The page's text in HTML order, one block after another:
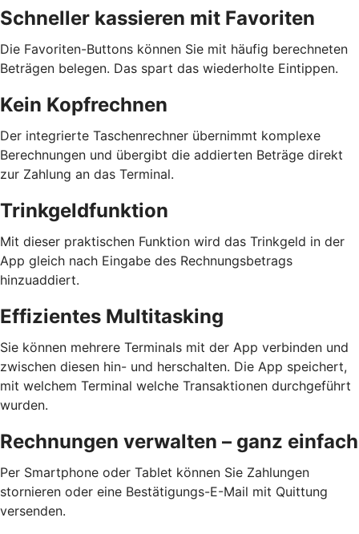
Schneller kassieren mit Favoriten
Die Favoriten-Buttons können Sie mit häufig berechneten
Beträgen belegen. Das spart das wiederholte Eintippen.
Kein Kopfrechnen
Der integrierte Taschenrechner übernimmt komplexe
Berechnungen und übergibt die addierten Beträge direkt
zur Zahlung an das Terminal.
Trinkgeldfunktion
Mit dieser praktischen Funktion wird das Trinkgeld in der
App gleich nach Eingabe des Rechnungsbetrags
hinzuaddiert.
Effizientes Multitasking
Sie können mehrere Terminals mit der App verbinden und
zwischen diesen hin- und herschalten. Die App speichert,
mit welchem Terminal welche Transaktionen durchgeführt
wurden.
Rechnungen verwalten – ganz einfach
Per Smartphone oder Tablet können Sie Zahlungen
stornieren oder eine Bestätigungs-E-Mail mit Quittung
versenden.